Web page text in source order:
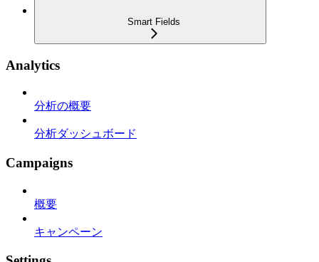
Smart Fields
Analytics
分析の概要
分析ダッシュボード
Campaigns
概要
キャンペーン